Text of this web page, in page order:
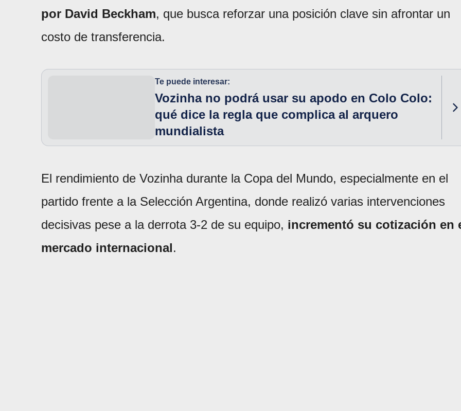
por David Beckham, que busca reforzar una posición clave sin afrontar un
costo de transferencia.
Te puede interesar:
Vozinha no podrá usar su apodo en Colo Colo:
qué dice la regla que complica al arquero
mundialista
El rendimiento de Vozinha durante la Copa del Mundo, especialmente en el
partido frente a la Selección Argentina, donde realizó varias intervenciones
decisivas pese a la derrota 3-2 de su equipo, incrementó su cotización en
mercado internacional.